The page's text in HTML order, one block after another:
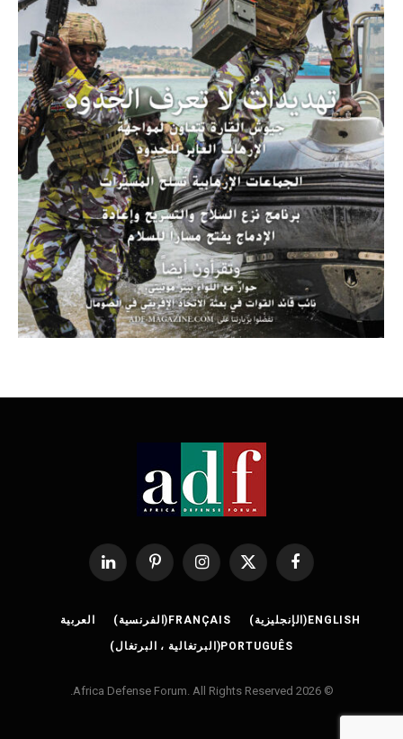
فيسبوك
X
الانستغرامبينتيريستلينكدإن
ENGLISH
(الإنجليزية )
FRANÇAIS
(الفرنسية ) العربية
PORTUGUÊS
( البرتغالية ، البرتغال)
© 2026 Africa Defense Forum. All Rights Reserved.